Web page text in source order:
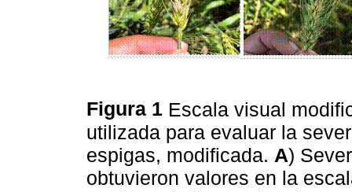
Figura 1 Escala visual
utilizada para evaluar la
espigas, modificada. A)
obtuvieron valores en la